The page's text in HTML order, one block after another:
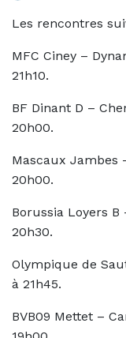
Les rencontres
MFC Ciney –
21h10.
BF Dinant D –
20h00.
Mascaux Jambes
20h00.
Borussia Loyers
20h30.
Olympique de
à 21h45.
BVB09 Mettet –